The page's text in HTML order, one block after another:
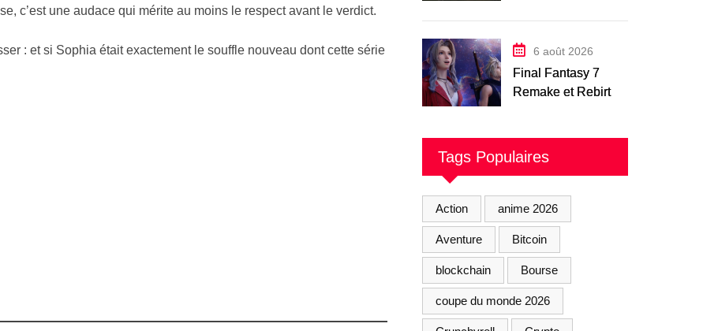
c’est une audace qui mérite au moins le respect avant le verdict.
: et si Sophia était exactement le souffle nouveau dont cette série
intensifiées
6 août 2026
Final Fantasy 7
Remake et Rebirth :
annonce Revelation
Tags Populaires
Action anime 2026
Aventure Bitcoin
blockchain Bourse
coupe du monde 2026